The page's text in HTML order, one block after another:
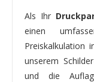
Als Ihr
einen
Preiskalkulation
unserem
und die